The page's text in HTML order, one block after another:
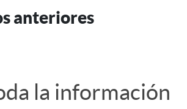
anteriores
la información